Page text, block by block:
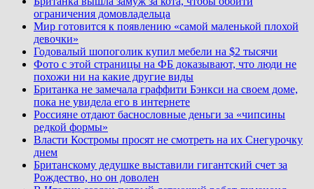
ограничения домовладельца
Мир готовится к появлению «самой маленькой плохой
девочки»
Годовалый шопоголик купил мебели на $2 тысячи
Фото с этой страницы на ФБ доказывают, что люди не
похожи ни на какие другие виды
Британка не замечала граффити Бэнкси на своем доме,
пока не увидела его в интернете
Россияне отдают баснословные деньги за «чипсины
редкой формы»
Власти Костромы просят не смотреть на их Снегурочку
днем
Британскому дедушке выставили гигантский счет за
Рождество, но он доволен